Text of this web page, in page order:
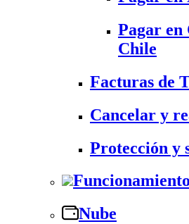
Pagar en
Chile
Facturas de
Cancelar y
Protección y
Nube